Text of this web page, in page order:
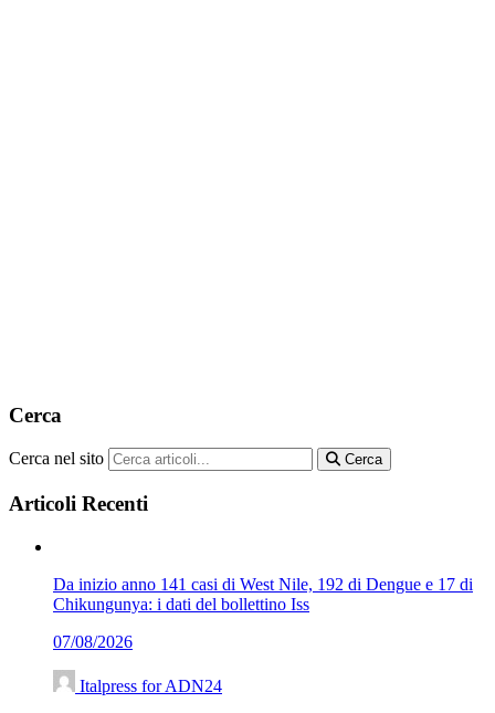
Cerca
Cerca nel sito Cerca
Articoli Recenti
Da inizio anno 141 casi di West Nile, 192 di Dengue e 17 di
Chikungunya: i dati del bollettino Iss
07/08/2026
Italpress for ADN24